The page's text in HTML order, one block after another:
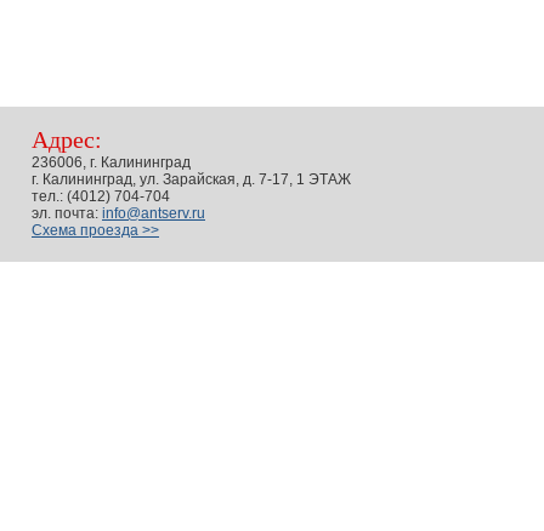
Адрес:
236006, г. Калининград
г. Калининград, ул. Зарайская, д. 7-17, 1 ЭТАЖ
тел.: (4012) 704-704
эл. почта: info@antserv.ru
Схема проезда >>